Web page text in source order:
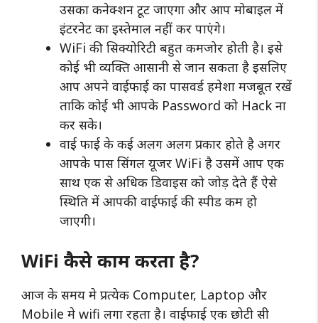
उसका कनेक्शन टूट जाएगा और आप मोबाइल में
इंटरनेट का इस्तेमाल नहीं कर पाएंगे।
WiFi की सिक्योरिटी बहुत कमजोर होती है। इसे
कोई भी व्यक्ति आसानी से जान सकता है इसलिए
आप अपने वाईफाई का पासवर्ड हमेशा मजबूत रखें
ताकि कोई भी आपके Password को Hack ना
कर सके।
वाई फाई के कई अलग अलग प्रकार होते है अगर
आपके पास सिंगल यूजर WiFi है उसमें आप एक
साथ एक से अधिक डिवाइस को जोड़ देते हैं ऐसे
स्थिति में आपकी वाईफाई की स्पीड कम हो
जाएगी।
WiFi कैसे काम करता है?
आज के समय मे प्रत्येक Computer, Laptop और
Mobile मे wifi लगा रहता है। वाईफाई एक छोटी सी